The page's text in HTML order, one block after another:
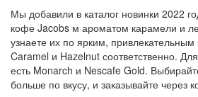
Мы добавили в каталог новинки 2022
кофе Jacobs м ароматом карамели и
узнаете их по ярким,
Caramel и Hazelnut соответственно.
есть Monarch и Nescafe Gold.
больше по вкусу, и заказывайте через